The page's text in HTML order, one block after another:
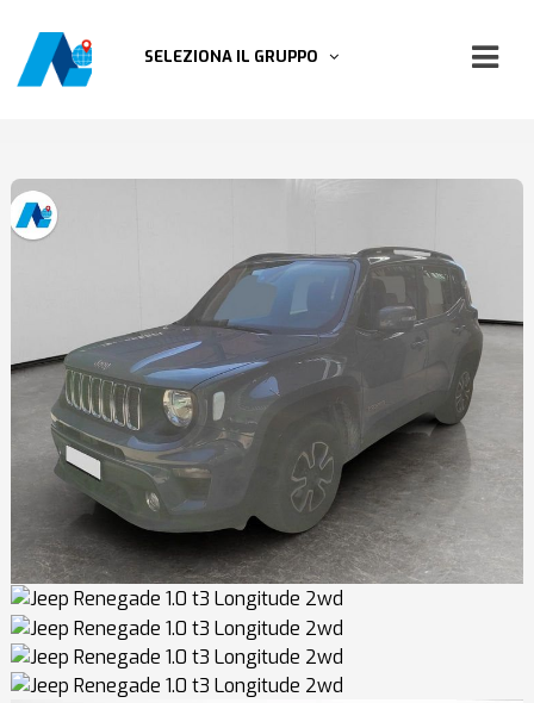
SELEZIONA IL GRUPPO